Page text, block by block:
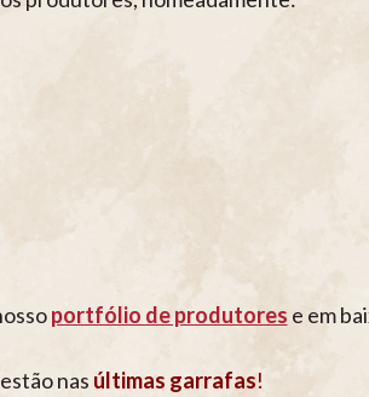
portfólio de produtores e em
nas últimas garrafas!